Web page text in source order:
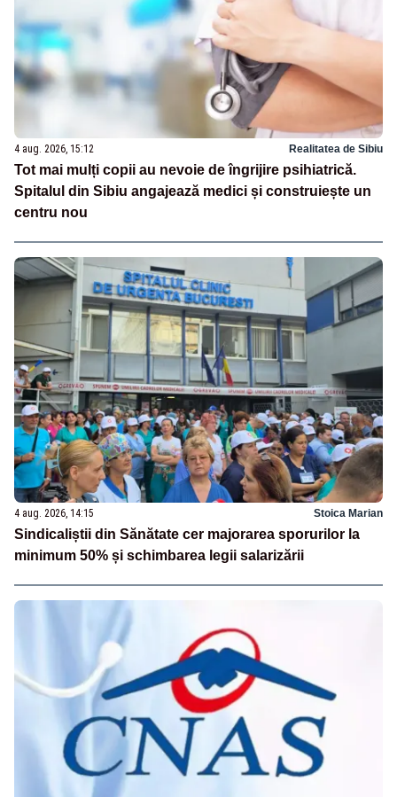
4 aug. 2026, 15:12 Realitatea de Sibiu
Tot mai mulți copii au nevoie de îngrijire psihiatrică.
Spitalul din Sibiu angajează medici și construiește un
centru nou
4 aug. 2026, 14:15 Stoica Marian
Sindicaliștii din Sănătate cer majorarea sporurilor la
minimum 50% și schimbarea legii salarizării